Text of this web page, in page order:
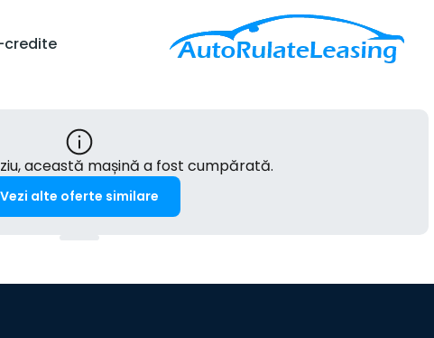
credite
această mașină a fost cumpărată.
Vezi alte oferte similare